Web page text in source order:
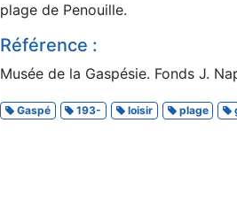
plage de Penouille.
Référence :
Musée de la Gaspésie. Fonds J.
Gaspé 193- loisir plage